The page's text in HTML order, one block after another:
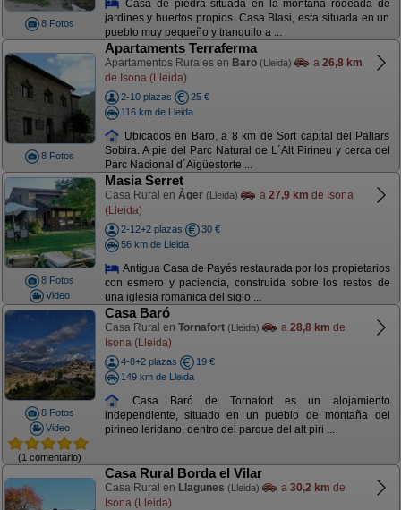
8 Fotos
Casa de piedra situada en la montaña rodeada de
jardines y huertos propios. Casa Blasi, esta situada en un
pueblo muy pequeño y tranquilo a ...
8 Fotos
Apartaments Terraferma
Apartamentos Rurales en Baro (Lleida) a 26,8 km
de Isona (Lleida)
2-10 plazas
25 €
116 km de Lleida
Ubicados en Baro, a 8 km de Sort capital del Pallars
Sobira. A pie del Parc Natural de L´Alt Pirineu y cerca del
Parc Nacional d´Aigüestorte ...
8 Fotos
Video
Masia Serret
Casa Rural en Àger (Lleida) a 27,9 km de Isona
(Lleida)
2-12+2 plazas
30 €
56 km de Lleida
Antigua Casa de Payés restaurada por los propietarios
con esmero y paciencia, construida sobre los restos de
una iglesia románica del siglo ...
8 Fotos
Video
(1 comentario)
Casa Baró
Casa Rural en Tornafort (Lleida) a 28,8 km de
Isona (Lleida)
4-8+2 plazas
19 €
149 km de Lleida
Casa Baró de Tornafort es un alojamiento
independiente, situado en un pueblo de montaña del
pirineo leridano, dentro del parque del alt piri ...
Casa Rural Borda el Vilar
Casa Rural en Llagunes (Lleida) a 30,2 km de
Isona (Lleida)